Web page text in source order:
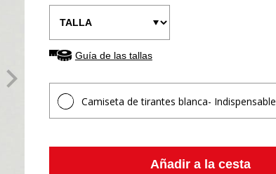
Guía de las tallas
Camiseta de tirantes blanca- Indispensable
Añadir a la cesta